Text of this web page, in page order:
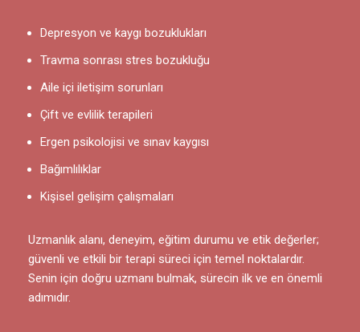
Depresyon ve kaygı bozuklukları
Travma sonrası stres bozukluğu
Aile içi iletişim sorunları
Çift ve evlilik terapileri
Ergen psikolojisi ve sınav kaygısı
Bağımlılıklar
Kişisel gelişim çalışmaları
Uzmanlık alanı, deneyim, eğitim durumu ve etik değerler;
güvenli ve etkili bir terapi süreci için temel noktalardır.
Senin için doğru uzmanı bulmak, sürecin ilk ve en önemli
adımıdır.